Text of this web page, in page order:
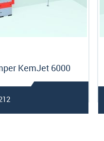
KemJet 6000